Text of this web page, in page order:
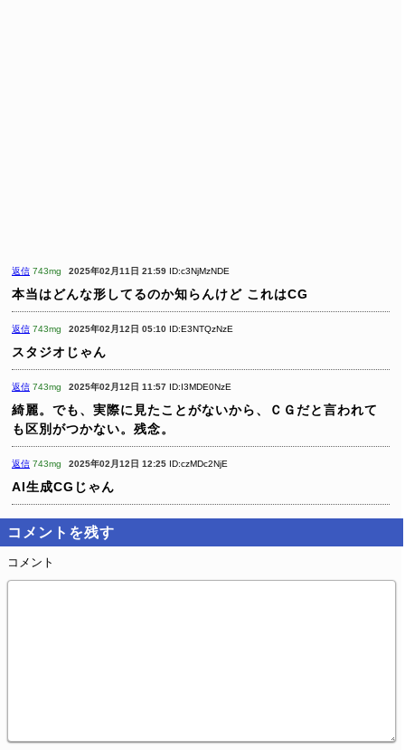
返信 743mg 2025年02月11日 21:59 ID:c3NjMzNDE
本当はどんな形してるのか知らんけど これはCG
返信 743mg 2025年02月12日 05:10 ID:E3NTQzNzE
スタジオじゃん
返信 743mg 2025年02月12日 11:57 ID:I3MDE0NzE
綺麗。でも、実際に見たことがないから、ＣＧだと言われて
も区別がつかない。残念。
返信 743mg 2025年02月12日 12:25 ID:czMDc2NjE
AI生成CGじゃん
コメントを残す
コメント